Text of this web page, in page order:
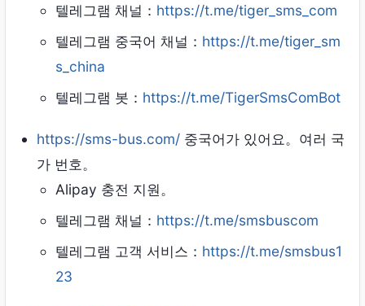
텔레그램 채널： https://t.me/tiger_sms_com
텔레그램 중국어 채널： https://t.me/tiger_sm
s_china
텔레그램 봇： https://t.me/TigerSmsComBot
https://sms-bus.com/ 중국어가 있어요。여러 국
가 번호。
Alipay 충전 지원。
텔레그램 채널： https://t.me/smsbuscom
텔레그램 고객 서비스： https://t.me/smsbus1
23